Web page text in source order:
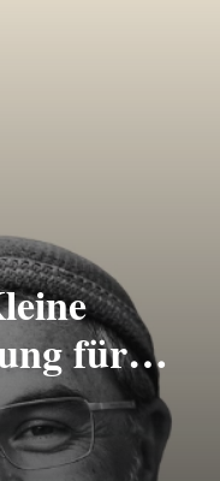
für
sind
Sein …